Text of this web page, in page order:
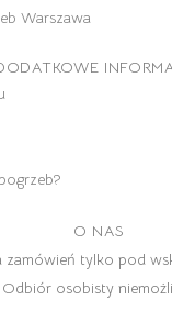
Warszawa
O NAS
zamówień tylko pod
Odbiór osobisty